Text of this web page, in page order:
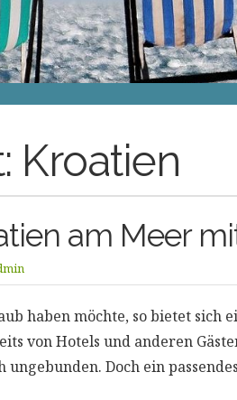
Kroatien
am Meer
haben möchte, so bietet sich
von Hotels und anderen
ungebunden. Doch ein